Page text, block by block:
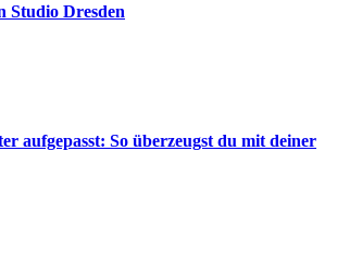
Dresden
aufgepasst: So überzeugst du mit deiner